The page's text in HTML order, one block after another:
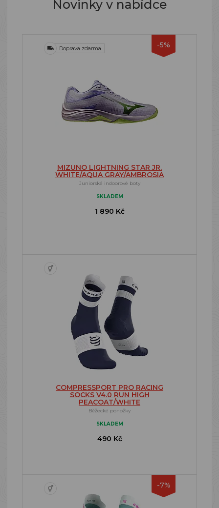
Novinky v nabídce
-5%
Doprava zdarma
MIZUNO LIGHTNING STAR JR.
WHITE/AQUA GRAY/AMBROSIA
Juniorské indoorové boty
SKLADEM
1 890 Kč
COMPRESSPORT PRO RACING
SOCKS V4.0 RUN HIGH
PEACOAT/WHITE
Běžecké ponožky
SKLADEM
490 Kč
-7%